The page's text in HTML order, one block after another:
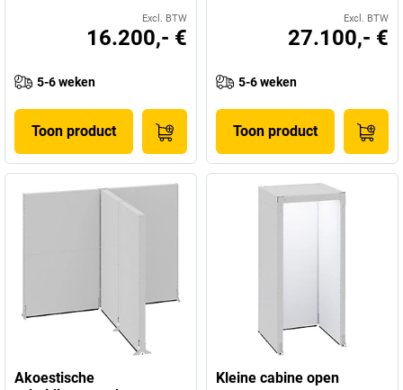
Excl. BTW
16.200,- €
5-6 weken
Toon product
Excl. BTW
27.100,- €
5-6 weken
Toon product
Akoestische
Kleine cabine open